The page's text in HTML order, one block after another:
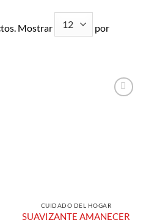
Mostrar por
CUIDADO DEL HOGAR
SUAVIZANTE AMANECER